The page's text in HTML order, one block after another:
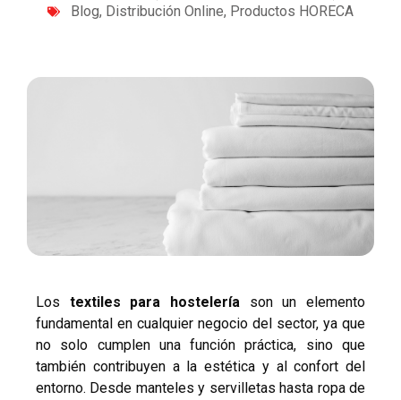
Blog, Distribución Online, Productos HORECA
Los textiles para hostelería son un elemento
fundamental en cualquier negocio del sector, ya que
no solo cumplen una función práctica, sino que
también contribuyen a la estética y al confort del
entorno. Desde manteles y servilletas hasta ropa de